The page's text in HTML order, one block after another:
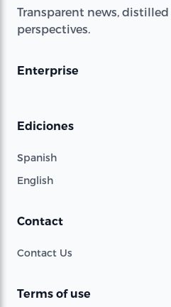
Transparent news,
perspectives.
Enterprise
Ediciones
Spanish
English
Contact
Contact Us
Terms of use